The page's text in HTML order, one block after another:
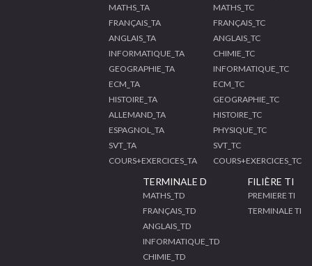
MATHS_TA
FRANÇAIS_TA
ANGLAIS_TA
INFORMATIQUE_TA
GEOGRAPHIE_TA
ECM_TA
HISTOIRE_TA
ALLEMAND_TA
ESPAGNOL_TA
SVT_TA
COURS+EXERCICES_TA
MATHS_TC
FRANÇAIS_TC
ANGLAIS_TC
CHIMIE_TC
INFORMATIQUE_TC
ECM_TC
GEOGRAPHIE_TC
HISTOIRE_TC
PHYSIQUE_TC
SVT_TC
COURS+EXERCICES_TC
TERMINALE D
MATHS_TD
FRANÇAIS_TD
ANGLAIS_TD
INFORMATIQUE_TD
CHIMIE_TD
FILIÈRE TI
PREMIERE TI
TERMINALE TI